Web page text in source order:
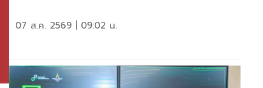
07 ส.ค. 2569 | 09:02 น.